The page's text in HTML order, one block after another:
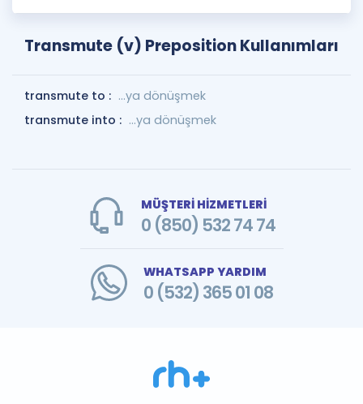
Transmute (v) Preposition Kullanımları
transmute to : ...ya dönüşmek
transmute into : ...ya dönüşmek
MÜŞTERİ HİZMETLERİ
0 (850) 532 74 74
WHATSAPP YARDIM
0 (532) 365 01 08